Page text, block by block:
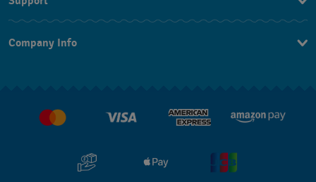
よくあるご質問
Company Info